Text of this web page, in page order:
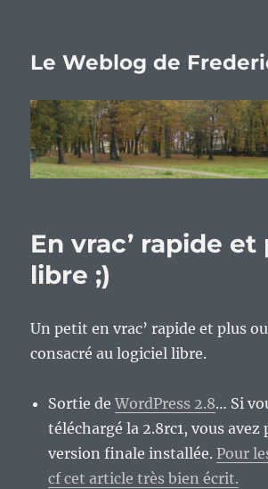
Le Weblog de
En vrac’ rapide
libre ;)
Un petit en vrac’ rapide et plus
consacré au logiciel libre.
Sortie deWordPress 2.8… Si
téléchargé la 2.8rc1, vous avez
version finale installée. Pour
cf cet article très bien écrit.